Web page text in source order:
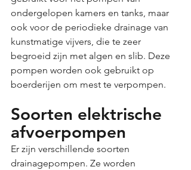
ondergelopen kamers en tanks, maar
ook voor de periodieke drainage van
kunstmatige vijvers, die te zeer
begroeid zijn met algen en slib. Deze
pompen worden ook gebruikt op
boerderijen om mest te verpompen.
Soorten elektrische
afvoerpompen
Er zijn verschillende soorten
drainagepompen. Ze worden